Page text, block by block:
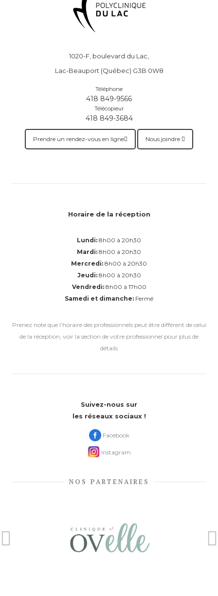
1020-F, boulevard du Lac,
Lac-Beauport (Québec) G3B 0W8
Téléphone
418 849-9566
Télécopieur
418 849-3684
Prendre un rendez-vous en ligne Nous joindre
Horaire de la réception
Lundi: 8h00 à 20h30
Mardi: 8h00 à 20h30
Mercredi: 8h00 à 20h30
Jeudi: 8h00 à 20h30
Vendredi: 8h00 à 17h00
Samedi et dimanche: Fermé
Prenez note que l’horaire des professionnels peut être différent de celui
de la réception, voir la section de votre professionnel pour plus de
détails
Suivez-nous sur
les réseaux sociaux !
Facebook
Instagram
NOS PARTENAIRES